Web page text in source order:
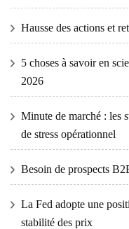
Hausse des actions et
5 choses à savoir en
2026
Minute de marché : les
de stress opérationnel
Besoin de prospects
La Fed adopte une
stabilité des prix